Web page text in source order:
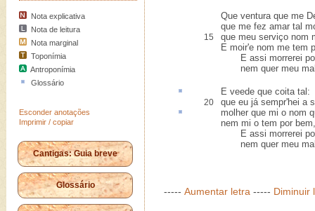
Nota explicativa
Nota de leitura
Nota marginal
Toponímia
Antroponímia
Glossário
Esconder anotações
Imprimir / copiar
Cantigas: Guia breve
Glossário
Que ventura que me
que me fez amar tal
15
que meu serviço nom
E moir'e nom me tem
E assi morrerei
nem quer meu
E veede que coitatal:
20
que eu já sempr'hei a
molher que mi o nom
nem mi o tem por
E assi morrerei
nem quer meu
----- Aumentar letra ----- Diminuir